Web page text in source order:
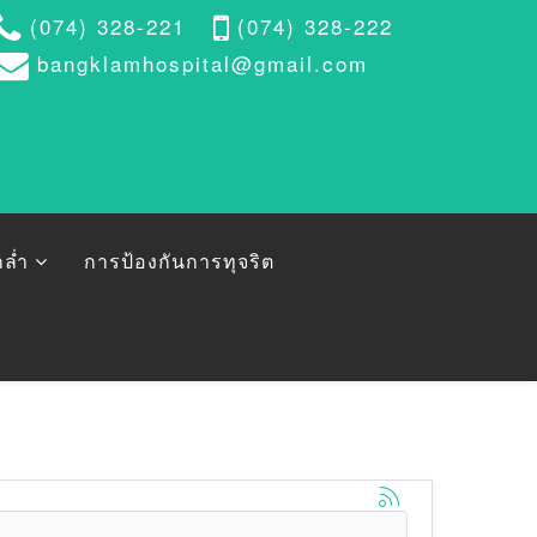
(074) 328-221
(074) 328-222
bangklamhospital@gmail.com
ำ การป้องกันการทุจริต